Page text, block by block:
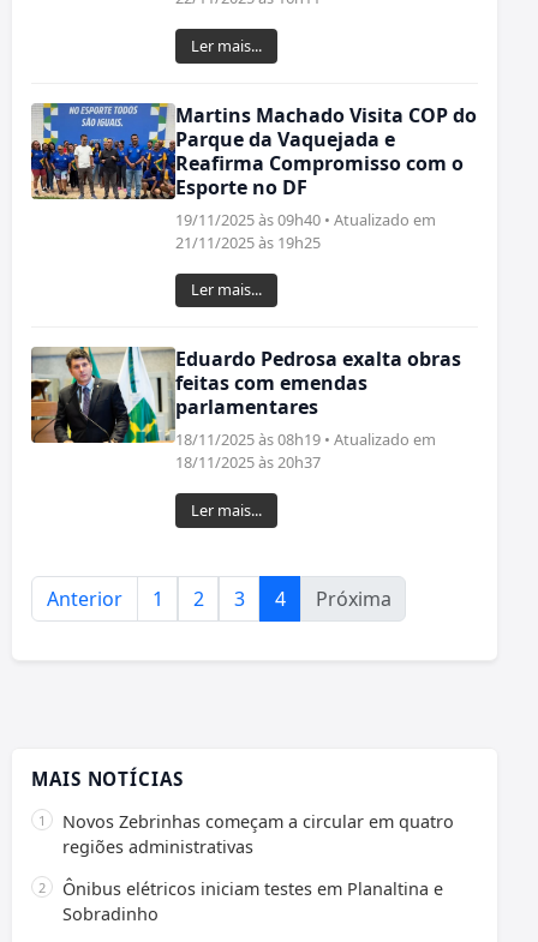
Ler mais...
Martins Machado Visita COP do
Parque da Vaquejada e
Reafirma Compromisso com o
Esporte no DF
19/11/2025 às 09h40 • Atualizado em
21/11/2025 às 19h25
Ler mais...
Eduardo Pedrosa exalta obras
feitas com emendas
parlamentares
18/11/2025 às 08h19 • Atualizado em
18/11/2025 às 20h37
Ler mais...
Anterior 1 2 3 4 Próxima
MAIS NOTÍCIAS
Novos Zebrinhas começam a circular em quatro
regiões administrativas
Ônibus elétricos iniciam testes em Planaltina e
Sobradinho